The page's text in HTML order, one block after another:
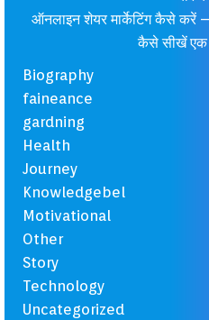
ऑनलाइन शेयर मार्केटिंग कैसे
कैसे सीखें एक
Biography
faineance
gardning
Health
Journey
Knowledgebel
Motivational
Other
Story
Technology
Uncategorized